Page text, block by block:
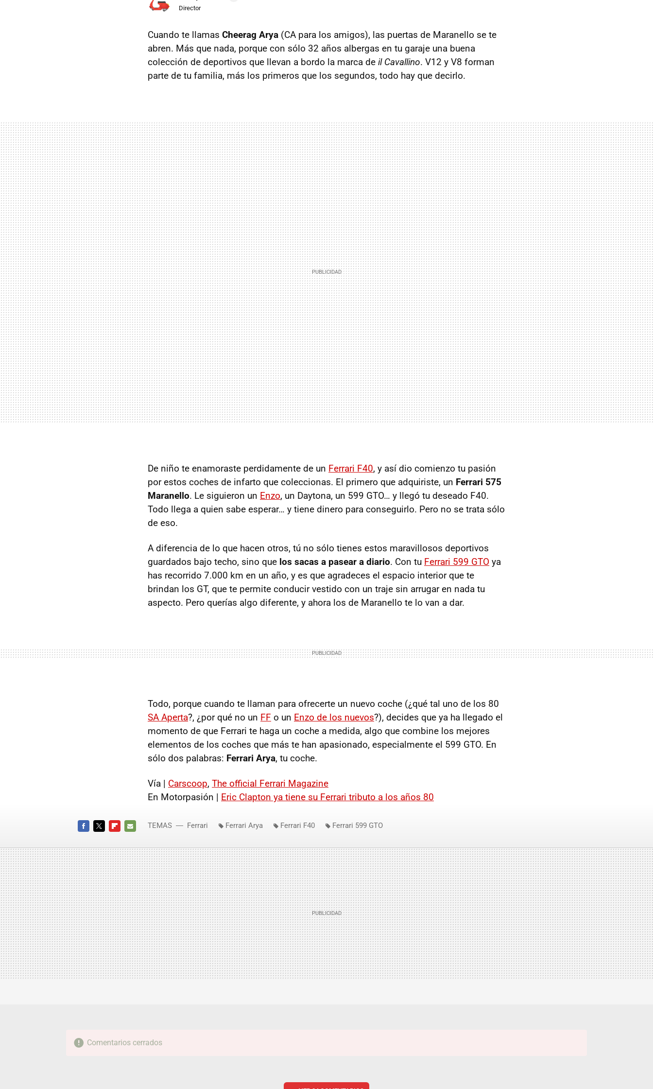
Director
Cuando te llamas Cheerag Arya (CA para los amigos), las puertas de Maranello se te
abren. Más que nada, porque con sólo 32 años albergas en tu garaje una buena
colección de deportivos que llevan a bordo la marca de il Cavallino. V12 y V8 forman
parte de tu familia, más los primeros que los segundos, todo hay que decirlo.
De niño te enamoraste perdidamente de un Ferrari F40, y así dio comienzo tu pasión
por estos coches de infarto que coleccionas. El primero que adquiriste, un Ferrari 575
Maranello. Le siguieron un Enzo, un Daytona, un 599 GTO… y llegó tu deseado F40.
Todo llega a quien sabe esperar… y tiene dinero para conseguirlo. Pero no se trata sólo
de eso.
A diferencia de lo que hacen otros, tú no sólo tienes estos maravillosos deportivos
guardados bajo techo, sino que los sacas a pasear a diario. Con tu Ferrari 599 GTO ya
has recorrido 7.000 km en un año, y es que agradeces el espacio interior que te
brindan los GT, que te permite conducir vestido con un traje sin arrugar en nada tu
aspecto. Pero querías algo diferente, y ahora los de Maranello te lo van a dar.
Todo, porque cuando te llaman para ofrecerte un nuevo coche (¿qué tal uno de los 80
SA Aperta?, ¿por qué no un FF o un Enzo de los nuevos?), decides que ya ha llegado el
momento de que Ferrari te haga un coche a medida, algo que combine los mejores
elementos de los coches que más te han apasionado, especialmente el 599 GTO. En
sólo dos palabras: Ferrari Arya, tu coche.
Vía | Carscoop, The official Ferrari Magazine
En Motorpasión | Eric Clapton ya tiene su Ferrari tributo a los años 80
MAIL
TEMAS Ferrari Ferrari Arya Ferrari F40 Ferrari 599 GTO
Comentarios cerrados